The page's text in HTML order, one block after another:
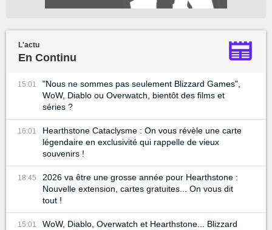
L'actu
En Continu
15:01
"Nous ne sommes pas seulement Blizzard Games",
WoW, Diablo ou Overwatch, bientôt des films et
séries ?
16:01
Hearthstone Cataclysme : On vous révèle une carte
légendaire en exclusivité qui rappelle de vieux
souvenirs !
18:45
2026 va être une grosse année pour Hearthstone :
Nouvelle extension, cartes gratuites... On vous dit
tout !
15:01
WoW, Diablo, Overwatch et Hearthstone... Blizzard